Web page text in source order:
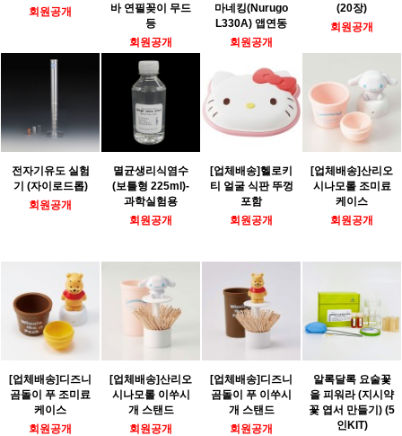
회원공개
바 연필꽂이 무드
등
회원공개
마네킹(Nurugo
L330A) 앱연동
회원공개
(20장)
회원공개
전자기유도 실험
기 (자이로드롭)
회원공개
멸균생리식염수
(보틀형 225ml)-
과학실험용
회원공개
[업체배송]헬로키
티 얼굴 식판 뚜껑
포함
회원공개
[업체배송]산리오
시나모롤 조미료
케이스
회원공개
[업체배송]디즈니
곰돌이 푸 조미료
케이스
회원공개
[업체배송]산리오
시나모롤 이쑤시
개 스탠드
회원공개
[업체배송]디즈니
곰돌이 푸 이쑤시
개 스탠드
회원공개
알록달록 요술꽃
을 피워라 (지시약
꽃 엽서 만들기) (5
인KIT)